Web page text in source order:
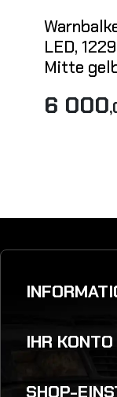
LED,
Mitte
6 000
IHR KONTO
SHOP-